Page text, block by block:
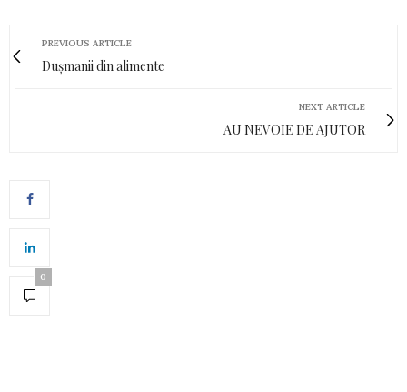
PREVIOUS ARTICLE
Dușmanii din alimente
NEXT ARTICLE
AU NEVOIE DE AJUTOR
0